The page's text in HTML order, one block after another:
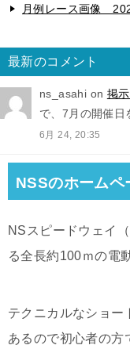
月例レース画像
最新のコメント
ns_asahi on 掲
で、7月の開催日
6月 24, 20:35
NSSのホームペ
NSスピードウェイ
る全長約100ｍの電
テクニカルなショー
あるので初心者の方